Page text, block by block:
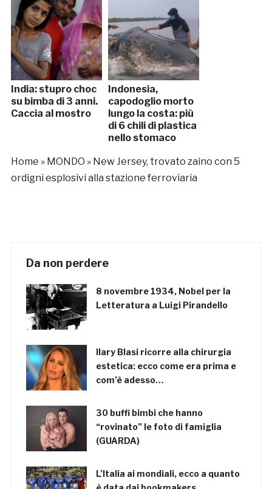
India: stupro choc
su bimba di 3 anni.
Caccia al mostro
Indonesia,
capodoglio morto
lungo la costa: più
di 6 chili di plastica
nello stomaco
Home » MONDO » New Jersey, trovato zaino con 5
ordigni esplosivi alla stazione ferroviaria
Da non perdere
8 novembre 1934, Nobel per la
Letteratura a Luigi Pirandello
Ilary Blasi ricorre alla chirurgia
estetica: ecco come era prima e
com’è adesso…
30 buffi bimbi che hanno
“rovinato” le foto di famiglia
(GUARDA)
L’Italia ai mondiali, ecco a quanto